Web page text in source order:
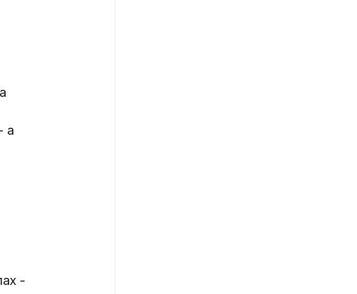
а
-